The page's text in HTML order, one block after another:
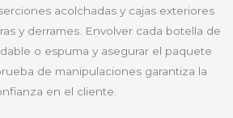
acolchadas y cajas exteriores
y derrames. Envolver cada botella de
o espuma y asegurar el paquete
de manipulaciones garantiza la
en el cliente.